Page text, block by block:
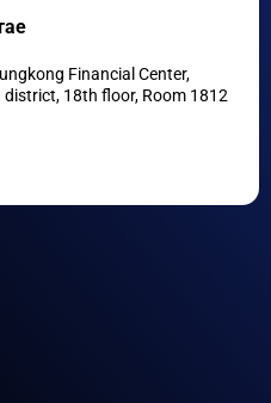
Financial Center,
18th floor, Room 1812